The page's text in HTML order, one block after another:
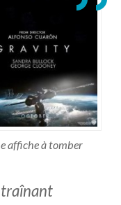
affiche à tomber